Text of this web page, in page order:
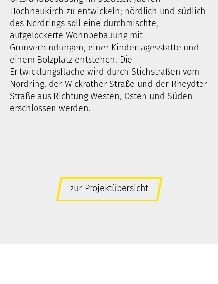
Hochneukirch zu entwickeln; nördlich und südlich
des Nordrings soll eine durchmischte,
aufgelockerte Wohnbebauung mit
Grünverbindungen, einer Kindertagesstätte und
einem Bolzplatz entstehen. Die
Entwicklungsfläche wird durch Stichstraßen vom
Nordring, der Wickrather Straße und der Rheydter
Straße aus Richtung Westen, Osten und Süden
erschlossen werden.
zur Projektübersicht